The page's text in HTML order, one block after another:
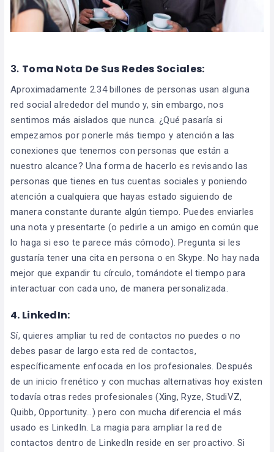
3. Toma Nota De Sus Redes Sociales:
Aproximadamente 2.34 billones de personas usan alguna
red social alrededor del mundo y, sin embargo, nos
sentimos más aislados que nunca. ¿Qué pasaría si
empezamos por ponerle más tiempo y atención a las
conexiones que tenemos con personas que están a
nuestro alcance? Una forma de hacerlo es revisando las
personas que tienes en tus cuentas sociales y poniendo
atención a cualquiera que hayas estado siguiendo de
manera constante durante algún tiempo. Puedes enviarles
una nota y presentarte (o pedirle a un amigo en común que
lo haga si eso te parece más cómodo). Pregunta si les
gustaría tener una cita en persona o en Skype. No hay nada
mejor que expandir tu círculo, tomándote el tiempo para
interactuar con cada uno, de manera personalizada.
4. LinkedIn:
Sí, quieres ampliar tu red de contactos no puedes o no
debes pasar de largo esta red de contactos,
específicamente enfocada en los profesionales. Después
de un inicio frenético y con muchas alternativas hoy existen
todavía otras redes profesionales (Xing, Ryze, StudiVZ,
Quibb, Opportunity…) pero con mucha diferencia el más
usado es LinkedIn. La magia para ampliar la red de
contactos dentro de LinkedIn reside en ser proactivo. Si